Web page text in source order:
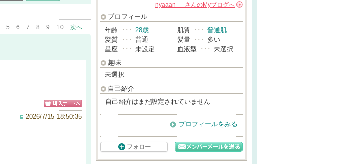
5 6 7 8 9 10 次へ
2026/7/15 18:50:35
nyaaan__
さんのMyブログへ
プロフィール
年齢 ･･･ 28歳 肌質 ･･･ 普通肌
髪質 ･･･ 普通 髪量 ･･･
多い
星座 ･･･ 未設定 血液型 ･･･ 未選択
趣味
未選択
自己紹介
自己紹介はまだ設定されていません
プロフィールをみる
フォロー